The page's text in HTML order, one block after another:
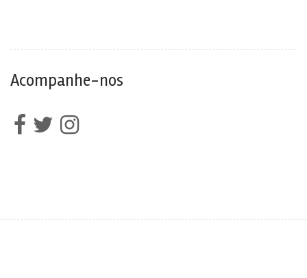
Acompanhe-nos